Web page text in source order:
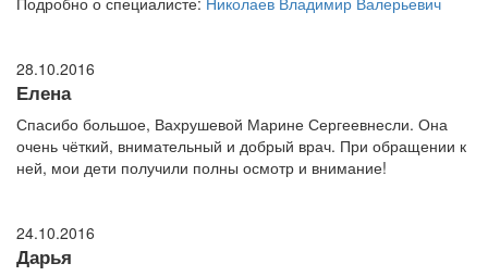
28.10.2016
Елена
Спасибо большое, Вахрушевой Марине Сергеевнесли. Она
очень чёткий, внимательный и добрый врач. При обращении к
ней, мои дети получили полны осмотр и внимание!
24.10.2016
Дарья